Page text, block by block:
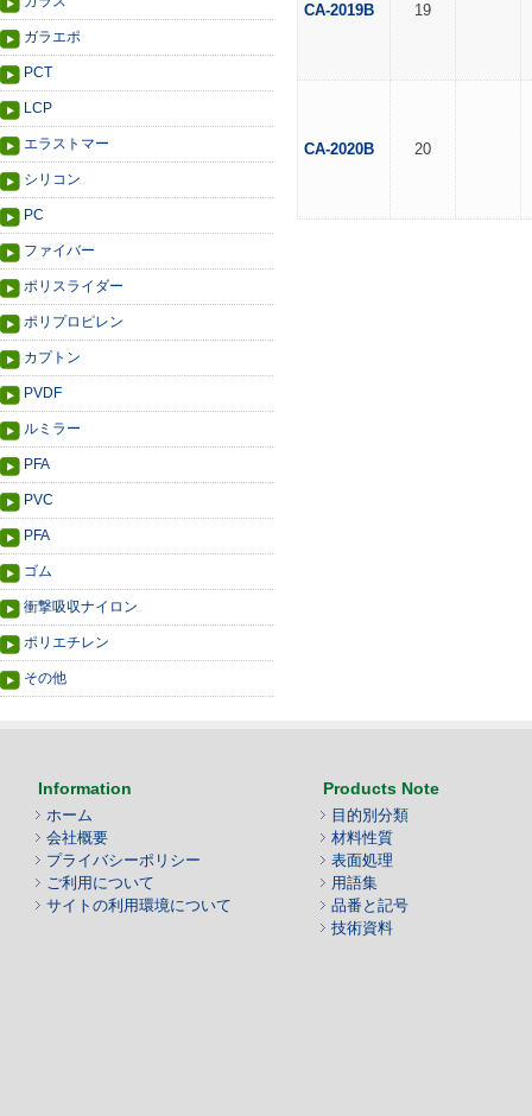
ガラエポ
PCT
LCP
エラストマー
シリコン
PC
ファイバー
ポリスライダー
ポリプロピレン
カプトン
PVDF
ルミラー
PFA
PVC
PFA
ゴム
衝撃吸収ナイロン
ポリエチレン
その他
CA-2019B 19
CA-2020B 20
Information
ホーム
会社概要
プライバシーポリシー
ご利用について
サイトの利用環境について
Products Note
目的別分類
材料性質
表面処理
用語集
品番と記号
技術資料